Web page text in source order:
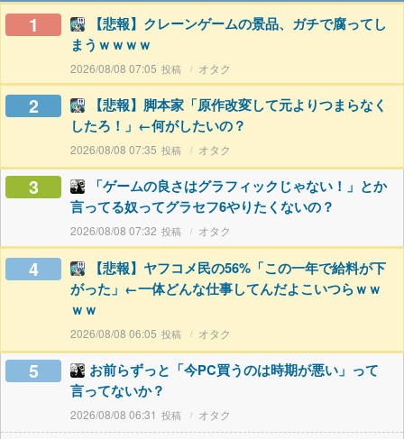
1
【悲報】クレーンゲームの景品、ガチで腐ってし
まうｗｗｗｗ
2026/08/08 07:05 オタク
2
【悲報】脚本家「原作改変して元よりつまらなく
したろ！」←何がしたいの？
2026/08/08 07:35 オタク
3
「ゲームの良さはグラフィックじゃない！」とか
言ってる奴ってグラセフ6やりたくないの？
2026/08/08 07:32 オタク
4
【悲報】ヤフコメ民の56%「この一年で給料が下
がった」←一体どんな仕事してんだよこいつらｗｗ
ｗｗ
2026/08/08 06:05 オタク
5
お前らずっと「今PC買うのは時期が悪い」って
言ってないか？
2026/08/08 06:31 オタク